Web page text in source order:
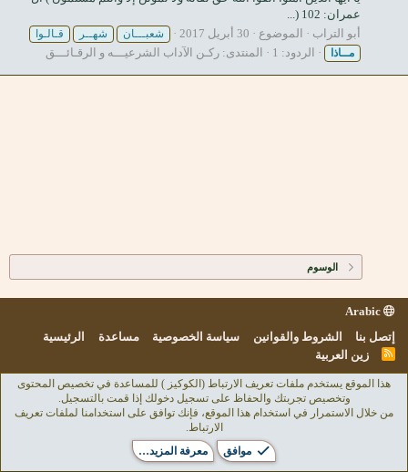
عمران: 102 (...
أبو التراب
الموضوع 30 أبريل 2017 شعبـــان شهــر
قـالـوا
مــاذا
الردود: 1 المنتدى: ركـن الآداب الشرعيـــه و الرقـائـــق
الوسوم
إتصل بنا
الشروط والقوانين سياسة الخصوصية مساعدة الرئيسية
R
زين العربية
هذا الموقع يستخدم ملفات تعريف الارتباط (الكوكيز ) للمساعدة في تخصيص المحتوى
وتخصيص تجربتك والحفاظ على تسجيل دخولك إذا قمت بالتسجيل.
من خلال الاستمرار في استخدام هذا الموقع، فإنك توافق على استخدامنا لملفات تعريف
الارتباط.
موافق
معرفة المزيد…